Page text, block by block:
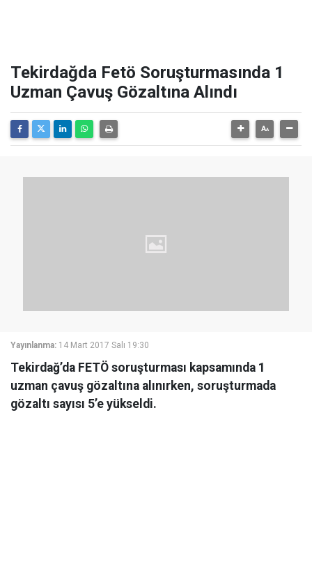
Tekirdağda Fetö Soruşturmasında 1
Uzman Çavuş Gözaltına Alındı
Yayınlanma: 14 Mart 2017 Salı 19:30
Tekirdağ’da FETÖ soruşturması kapsamında 1
uzman çavuş gözaltına alınırken, soruşturmada
gözaltı sayısı 5’e yükseldi.